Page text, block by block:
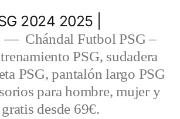
2024 2025 |
Chándal Futbol PSG –
PSG, sudadera
PSG, pantalón largo PSG
para hombre, mujer y
desde 69€.